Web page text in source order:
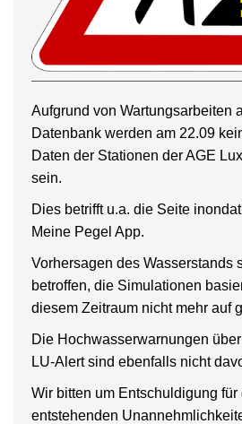
Aufgrund von Wartungsarbeiten
Datenbank werden am 22.09
Daten der Stationen der AGE
sein.
Dies betrifft u.a. die Seite
Meine Pegel App.
Vorhersagen des Wasserstands
betroffen, die Simulationen
diesem Zeitraum nicht mehr auf
Die Hochwasserwarnungen
LU-Alert sind ebenfalls nicht
Wir bitten um Entschuldigung für
entstehenden